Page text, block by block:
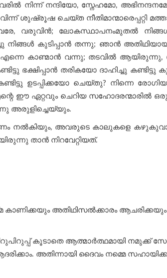
നിന്ന് നന്ദിയോ, സ്നേഹമോ,
ശുഷ്രൂഷ ചെയ്ത നീതിമാന്മാരെപ്പറ്റി
വരുവിൻ; ലോകസ്ഥാപനംമുതൽ
നിങ്ങൾ കുടിപ്പാൻ തന്നു; ഞാൻ
എന്നെ കാണ്മാൻ വന്നു; തടവിൽ ആയിരുന്നു,
തരികയോ ദാഹിച്ചു കണ്ടിട്ടു
ഉടപ്പിക്കയോ ചെയ്തു? നിന്നെ
ഈ ഏറ്റവും ചെറിയ സഹോദരന്മാരിൽ
അരുളിച്ചെയ്യും.
നല്‍കിയും, അവരുടെ കാലുകളെ
താന്‍ നിറവേറ്റിയത്.
കാണിക്കയും അതിഥിസൽക്കാരം ആചരിക്കയും
കൂടാതെ ആത്മാര്‍ത്ഥമായി നമുക്ക്
അതിന്നായി ദൈവം നമ്മെ